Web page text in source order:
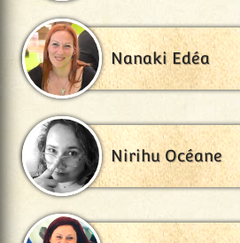
Nanaki Edéa
Nirihu Océane